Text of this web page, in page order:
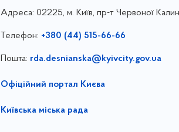
Адреса: 02225, м. Київ, пр-т Червоної
Телефон: +380 (44) 515-66-66
Пошта: rda.desnianska@kyivcity.gov.ua
Офіційний портал Києва
Київська міська рада